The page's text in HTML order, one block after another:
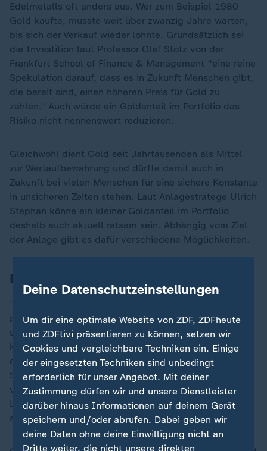
Edelmetalls oft anders aus. Wer zum Beispiel 1980
Gold kaufte, musste weit über zwanzig Jahre warten,
bis sich der Verkauf wieder lohnte. Grundsätzlich sei
die Investition laut Professor Olaf Stotz von der
Frankfurt School of Finance & Management "eine reine
Spekulation darauf, dass es in Zukunft Menschen gibt,
die bereit sind, einen höheren Preis für Gold zu
zahlen." Auch würde ein Goldanteil im Portfolio das
Risiko nicht nennenswert reduzieren.
Gleichwohl dient Gold seit Jahrtausenden als Mittel
zur Wertaufbewahrung und dürfte damit auch in
Zukunft bei vielen Menschen für eine sichere Konstante
in unsicheren Zeiten stehen. Laut Anlagestratege Ulrich
Stephan könne ein kleiner Goldanteil im Portfolio
deshalb auch aktuell ratsam sein. Abhängig vom Ziel
der Anlage gibt es dafür verschiedene Möglichkeiten.
Experte gibt Tipps zum Goldkauf
"Wenn es um Krisenabsicherung geht, dann ist
physisches Gold, das sie zu Hause oder irgendwo
sicher verwahrt haben, das bevorzugte Mittel",
konstatiert Stotz. Wer sein Geld für Währungskrisen
oder Kriege in Gold investiert, sollte auf
Standardprodukte wie Barren und Münzen von
vertrauenswürdigen Händlern setzen, die von der
London Buillon Market Association (LBMA) zertifiziert
sind.
Deine Datenschutzeinstellungen
Um dir eine optimale Website von ZDF, ZDFheute
und ZDFtivi präsentieren zu können, setzen wir
Cookies und vergleichbare Techniken ein. Einige
der eingesetzten Techniken sind unbedingt
erforderlich für unser Angebot. Mit deiner
Zustimmung dürfen wir und unsere Dienstleister
darüber hinaus Informationen auf deinem Gerät
speichern und/oder abrufen. Dabei geben wir
deine Daten ohne deine Einwilligung nicht an
Dritte weiter, die nicht unsere direkten